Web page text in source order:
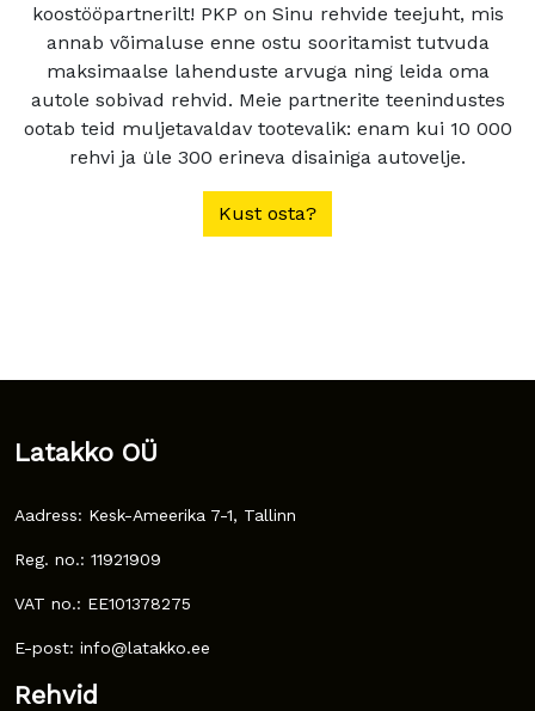
koostööpartnerilt! PKP on Sinu rehvide teejuht, mis
annab võimaluse enne ostu sooritamist tutvuda
maksimaalse lahenduste arvuga ning leida oma
autole sobivad rehvid. Meie partnerite teenindustes
ootab teid muljetavaldav tootevalik: enam kui 10 000
rehvi ja üle 300 erineva disainiga autovelje.
Kust osta?
Latakko OÜ
Aadress: Kesk-Ameerika 7-1, Tallinn
Reg. no.: 11921909
VAT no.: EE101378275
E-post: info@latakko.ee
Rehvid